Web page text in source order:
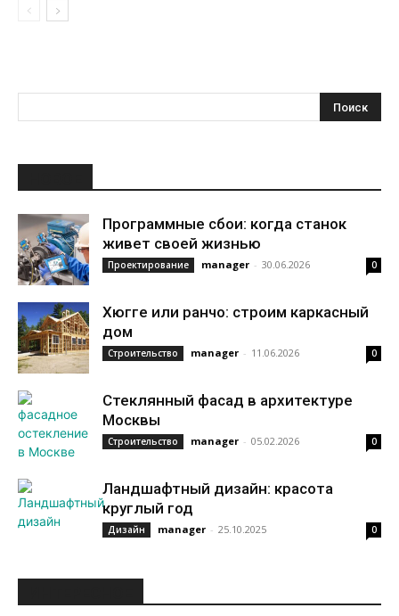
Программные сбои: когда станок
живет своей жизнью
Проектирование manager - 30.06.2026 0
Хюгге или ранчо: строим каркасный
дом
Строительство manager - 11.06.2026 0
Стеклянный фасад в архитектуре
Москвы
Строительство manager - 05.02.2026 0
Ландшафтный дизайн: красота
круглый год
Дизайн manager - 25.10.2025 0